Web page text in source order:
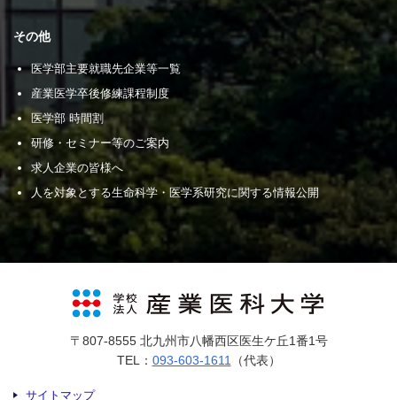
その他
医学部主要就職先企業等一覧
産業医学卒後修練課程制度
医学部 時間割
研修・セミナー等のご案内
求人企業の皆様へ
人を対象とする生命科学・医学系研究に関する情報公開
〒807-8555 北九州市八幡西区医生ケ丘1番1号
TEL： 093-603-1611 （代表）
サイトマップ